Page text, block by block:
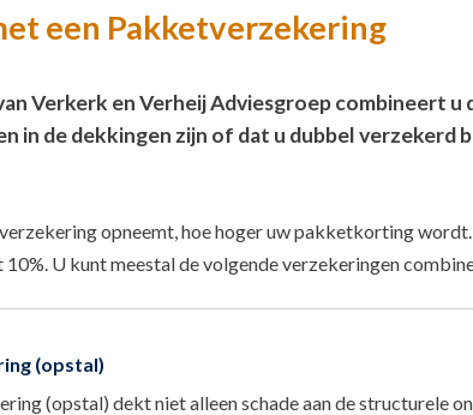
een Pakketverzekering
Verkerk en Verheij Adviesgroep combineert
in de dekkingen zijn of dat u dubbel
opneemt, hoe hoger uw pakketkorting
U kunt meestal de volgende verzekeringen
(opstal)
(opstal) dekt niet alleen schade aan de structurele